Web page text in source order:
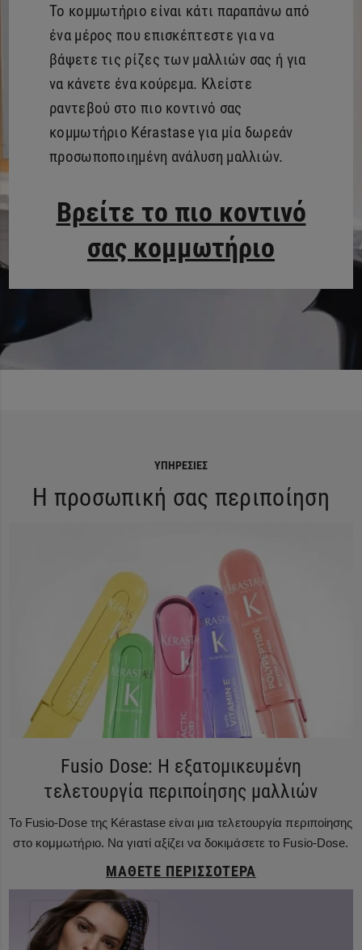
Το κομμωτήριο είναι κάτι παραπάνω από
ένα μέρος που επισκέπτεστε για να
βάψετε τις ρίζες των μαλλιών σας ή για
να κάνετε ένα κούρεμα. Κλείστε
ραντεβού στο πιο κοντινό σας
κομμωτήριο Kérastase για μία δωρεάν
προσωποποιημένη ανάλυση μαλλιών.
Βρείτε το πιο κοντινό
σας κομμωτήριο
ΥΠΗΡΕΣΊΕΣ
Η προσωπική σας περιποίηση
Fusio Dose: Η εξατομικευμένη
τελετουργία περιποίησης μαλλιών
Το Fusio-Dose της Kérastase είναι μια τελετουργία περιποίησης
στο κομμωτήριο. Να γιατί αξίζει να δοκιμάσετε το Fusio-Dose.
ΜΆΘΕΤΕ ΠΕΡΙΣΣΌΤΕΡΑ